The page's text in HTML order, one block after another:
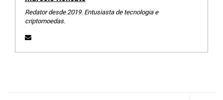
Redator desde 2019. Entusiasta de tecnologia e
criptomoedas.